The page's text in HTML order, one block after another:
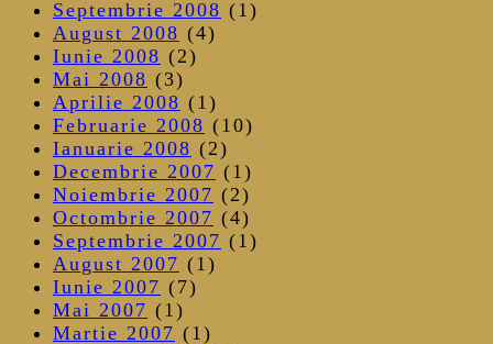
Septembrie 2008 (1)
August 2008 (4)
Iunie 2008 (2)
Mai 2008 (3)
Aprilie 2008 (1)
Februarie 2008 (10)
Ianuarie 2008 (2)
Decembrie 2007 (1)
Noiembrie 2007 (2)
Octombrie 2007 (4)
Septembrie 2007 (1)
August 2007 (1)
Iunie 2007 (7)
Mai 2007 (1)
Martie 2007 (1)